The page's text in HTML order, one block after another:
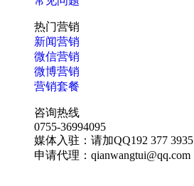
热门营销
新闻营销
微信营销
微博营销
营销套餐
咨询热线
0755-36994095
媒体入驻：请加QQ192 377 3935
申请代理：qianwangtui@qq.com